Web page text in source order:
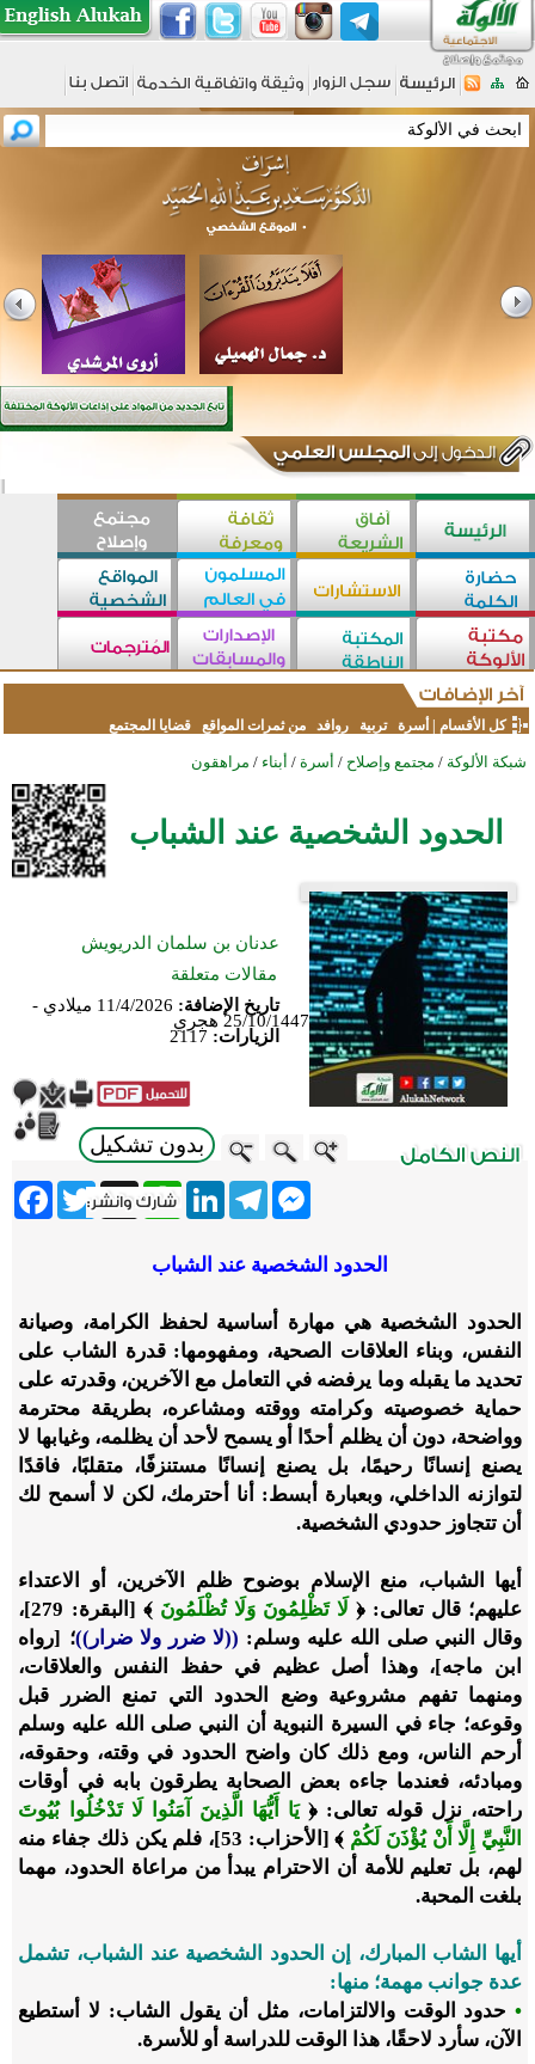
كل الأقسام أسرة تربية روافد من ثمرات المواقع قضايا المجتمع
شبكة الألوكة / مجتمع وإصلاح / أسرة / أبناء / مراهقون
الحدود الشخصية عند الشباب
عدنان بن سلمان الدريويش
مقالات متعلقة
تاريخ الإضافة:
11/4/2026 ميلادي -
25/10/1447 هجري
الزيارات: 2117
بدون تشكيل
Twitter X
WhatsApp
LinkedInTelegram
Messenger
الحدود الشخصية عند الشباب
الحدود الشخصية هي مهارة أساسية لحفظ الكرامة، وصيانة
النفس، وبناء العلاقات الصحية، ومفهومها: قدرة الشاب على
تحديد ما يقبله وما يرفضه في التعامل مع الآخرين، وقدرته على
حماية خصوصيته وكرامته ووقته ومشاعره، بطريقة محترمة
وواضحة، دون أن يظلم أحدًا أو يسمح لأحد أن يظلمه، وغيابها لا
يصنع إنسانًا رحيمًا، بل يصنع إنسانًا مستنزفًا، متقلبًا، فاقدًا
لتوازنه الداخلي، وبعبارة أبسط: أنا أحترمك، لكن لا أسمح لك
أن تتجاوز حدودي الشخصية.
أيها الشباب، منع الإسلام بوضوح ظلم الآخرين، أو الاعتداء
عليهم؛ قال تعالى: ﴿ لَا تَظْلِمُونَ وَلَا تُظْلَمُونَ
﴾ [البقرة: 279]،
وقال النبي صلى الله عليه وسلم: ((لا ضرر ولا ضرار))؛ [رواه
ابن ماجه]، وهذا أصل عظيم في حفظ النفس والعلاقات،
ومنهما تفهم مشروعية وضع الحدود التي تمنع الضرر قبل
وقوعه؛ جاء في السيرة النبوية أن النبي صلى الله عليه وسلم
أرحم الناس، ومع ذلك كان واضح الحدود في وقته، وحقوقه،
ومبادئه، فعندما جاءه بعض الصحابة يطرقون بابه في أوقات
راحته، نزل قوله تعالى: ﴿يَا أَيُّهَا الَّذِينَ آمَنُوا لَا تَدْخُلُوا بُيُوتَ
النَّبِيِّ إِلَّا أَنْ يُؤْذَنَ لَكُمْ
﴾ [الأحزاب: 53]، فلم يكن ذلك جفاء منه
لهم، بل تعليم للأمة أن الاحترام يبدأ من مراعاة الحدود، مهما
بلغت المحبة.
أيها الشاب المبارك، إن الحدود الشخصية عند الشباب، تشمل
عدة جوانب مهمة؛ منها:
• حدود الوقت والالتزامات، مثل أن يقول الشاب: لا أستطيع
الآن، سأرد لاحقًا، هذا الوقت للدراسة أو للأسرة.